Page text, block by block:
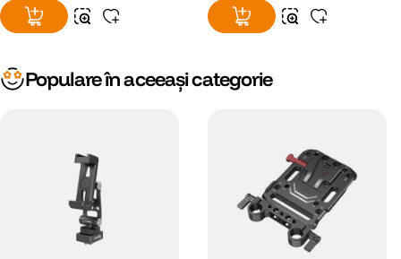
Populare în aceeași categorie